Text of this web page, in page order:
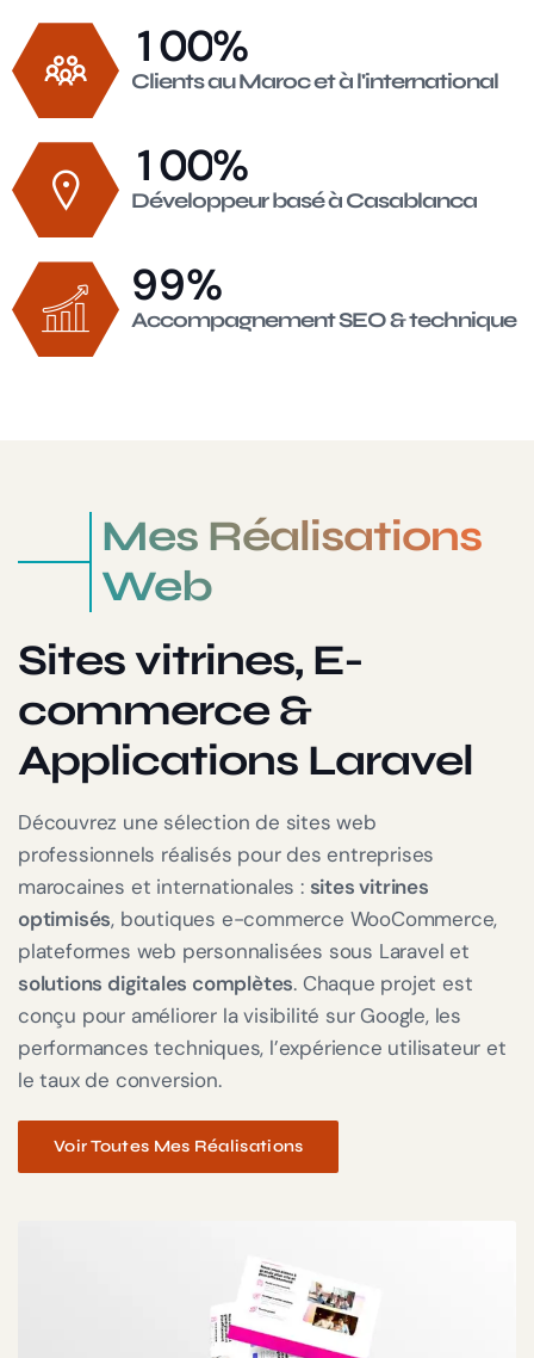
100%
Clients au Maroc et à l'international
100%
Développeur basé à Casablanca
99%
Accompagnement SEO & technique
Mes Réalisations
Web
Sites vitrines, E-
commerce &
Applications Laravel
Découvrez une sélection de sites web
professionnels réalisés pour des entreprises
marocaines et internationales : sites vitrines
optimisés, boutiques e-commerce WooCommerce,
plateformes web personnalisées sous Laravel et
solutions digitales complètes. Chaque projet est
conçu pour améliorer la visibilité sur Google, les
performances techniques, l’expérience utilisateur et
le taux de conversion.
Voir Toutes Mes Réalisations